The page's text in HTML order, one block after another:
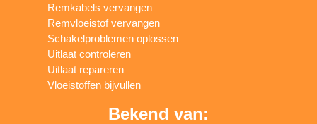
Remkabels vervangen
Remvloeistof vervangen
Schakelproblemen oplossen
Uitlaat controleren
Uitlaat repareren
Vloeistoffen bijvullen
Bekend van: